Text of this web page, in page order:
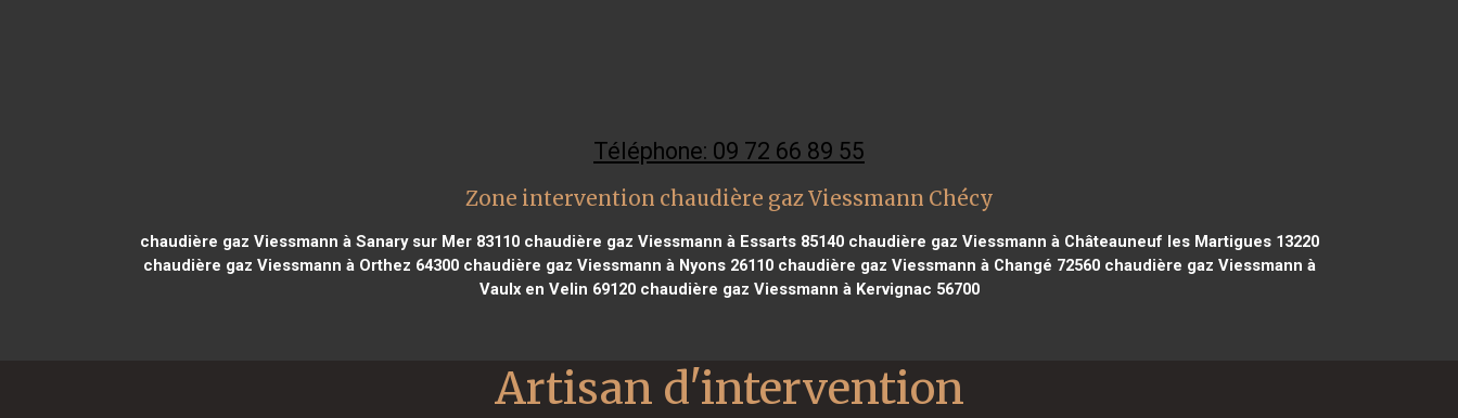
Téléphone: 09 72 66 89 55
Zone intervention chaudière gaz Viessmann Chécy
chaudière gaz Viessmann à Sanary sur Mer 83110chaudière gaz Viessmann à Essarts 85140chaudière gaz Viessmann à Châteauneuf les Martigues 13220
chaudière gaz Viessmann à Orthez 64300chaudière gaz Viessmann à Nyons 26110chaudière gaz Viessmann à Changé 72560chaudière gaz Viessmann à
Vaulx en Velin 69120chaudière gaz Viessmann à Kervignac 56700
Artisan d'intervention